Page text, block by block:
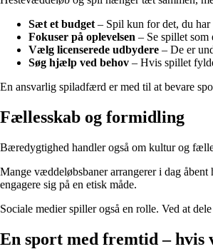
Sæt et budget – Spil kun for det, du har
Fokuser på oplevelsen – Se spillet
Vælg licenserede udbydere – De er
Søg hjælp ved behov – Hvis spillet
En ansvarlig spiladfærd er med til at bevare
Fællesskab og formidling
Bæredygtighed handler også om kultur og
Mange væddeløbsbaner arrangerer i dag
engagere sig på en etisk måde.
Sociale medier spiller også en rolle. Ved at
En sport med fremtid – hvis